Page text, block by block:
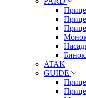
ATAK
GUIDE